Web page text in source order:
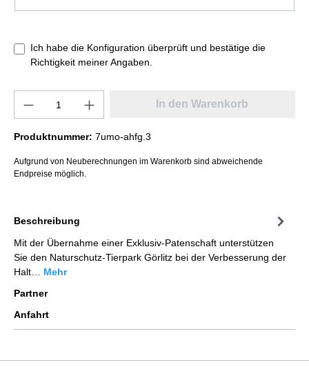
Ich habe die Konfiguration überprüft und bestätige die
Richtigkeit meiner Angaben.
In den Warenkorb
Produktnummer: 7umo-ahfg.3
Aufgrund von Neuberechnungen im Warenkorb sind abweichende
Endpreise möglich.
Beschreibung
Mit der Übernahme einer Exklusiv-Patenschaft unterstützen
Sie den Naturschutz-Tierpark Görlitz bei der Verbesserung der
Halt… Mehr
Partner
Anfahrt